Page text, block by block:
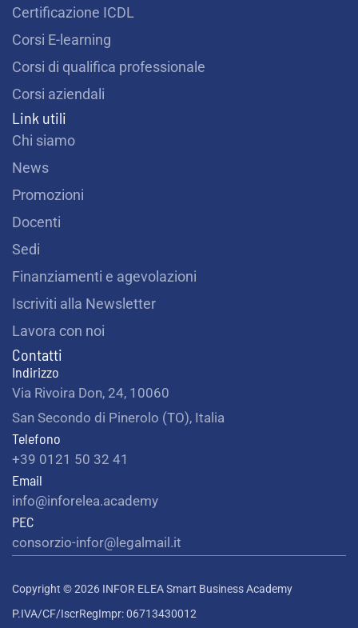
Certificazione ICDL
Corsi E-learning
Corsi di qualifica professionale
Corsi aziendali
Link utili
Chi siamo
News
Promozioni
Docenti
Sedi
Finanziamenti e agevolazioni
Iscriviti alla Newsletter
Lavora con noi
Contatti
Indirizzo
Via Rivoira Don, 24, 10060
San Secondo di Pinerolo (TO), Italia
Telefono
+39 0121 50 32 41
Email
info@inforelea.academy
PEC
consorzio-infor@legalmail.it
Copyright © 2026 INFOR ELEA Smart Business Academy
P.IVA/CF/IscrRegImpr: 06713430012